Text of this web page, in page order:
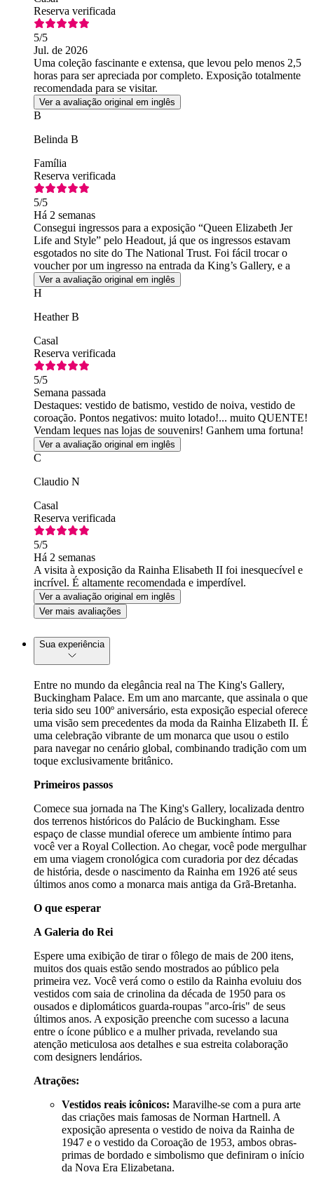
Reserva verificada
5/5
Jul. de 2026
Uma coleção fascinante e extensa, que levou pelo menos 2,5
horas para ser apreciada por completo. Exposição totalmente
recomendada para se visitar.
Ver a avaliação original em inglês
B
Belinda B
Família
Reserva verificada
5/5
Há 2 semanas
Consegui ingressos para a exposição “Queen Elizabeth Jer
Life and Style” pelo Headout, já que os ingressos estavam
esgotados no site do The National Trust. Foi fácil trocar o
voucher por um ingresso na entrada da King’s Gallery, e a
exposição foi excelente.
Ver a avaliação original em inglês
H
Heather B
Casal
Reserva verificada
5/5
Semana passada
Destaques: vestido de batismo, vestido de noiva, vestido de
coroação. Pontos negativos: muito lotado!... muito QUENTE!
Vendam leques nas lojas de souvenirs! Ganhem uma fortuna!
Ver a avaliação original em inglês
C
Claudio N
Casal
Reserva verificada
5/5
Há 2 semanas
A visita à exposição da Rainha Elisabeth II foi inesquecível e
incrível. É altamente recomendada e imperdível.
Ver a avaliação original em inglês
Ver mais avaliações
Sua experiência
Entre no mundo da elegância real na The King's Gallery,
Buckingham Palace. Em um ano marcante, que assinala o que
teria sido seu 100º aniversário, esta exposição especial oferece
uma visão sem precedentes da moda da Rainha Elizabeth II. É
uma celebração vibrante de um monarca que usou o estilo
para navegar no cenário global, combinando tradição com um
toque exclusivamente britânico.
Primeiros passos
Comece sua jornada na The King's Gallery, localizada dentro
dos terrenos históricos do Palácio de Buckingham. Esse
espaço de classe mundial oferece um ambiente íntimo para
você ver a Royal Collection. Ao chegar, você pode mergulhar
em uma viagem cronológica com curadoria por dez décadas
de história, desde o nascimento da Rainha em 1926 até seus
últimos anos como a monarca mais antiga da Grã-Bretanha.
O que esperar
A Galeria do Rei
Espere uma exibição de tirar o fôlego de mais de 200 itens,
muitos dos quais estão sendo mostrados ao público pela
primeira vez. Você verá como o estilo da Rainha evoluiu dos
vestidos com saia de crinolina da década de 1950 para os
ousados e diplomáticos guarda-roupas "arco-íris" de seus
últimos anos. A exposição preenche com sucesso a lacuna
entre o ícone público e a mulher privada, revelando sua
atenção meticulosa aos detalhes e sua estreita colaboração
com designers lendários.
Atrações:
Vestidos reais icônicos: Maravilhe-se com a pura arte
das criações mais famosas de Norman Hartnell. A
exposição apresenta o vestido de noiva da Rainha de
1947 e o vestido da Coroação de 1953, ambos obras-
primas de bordado e simbolismo que definiram o início
da Nova Era Elizabetana.